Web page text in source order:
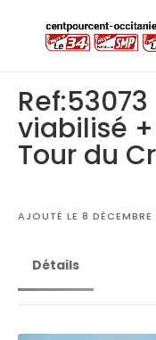
viabilisé
Tour du
AJOUTÉ LE 8
Détails